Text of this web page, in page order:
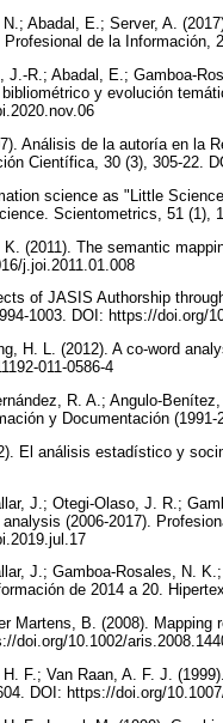
N.; Abadal, E.; Server, A.
de la
J.-R.; Abadal, E.; Gamboa-
y evolución
Análisis de la autoría en la
Científica, 30 (3), 305-22.
science as "Little
Scientometrics, 51 (1),
(2011). The semantic
j.joi.2011.01.008
of JASIS Authorship
1003. DOI: https://doi.org/
H. L. (2012). A co-word
011-0586-4
R. A.; Angulo-
y Documentación
El análisis estadístico y
J.; Otegi-Olaso, J. R.;
(2006-2017).
J.; Gamboa-Rosales, N.
de 2014 a 20.
Martens, B. (2008).
doi.org/10.1002/
F.; Van Raan, A. F. J.
DOI: https://doi.org/